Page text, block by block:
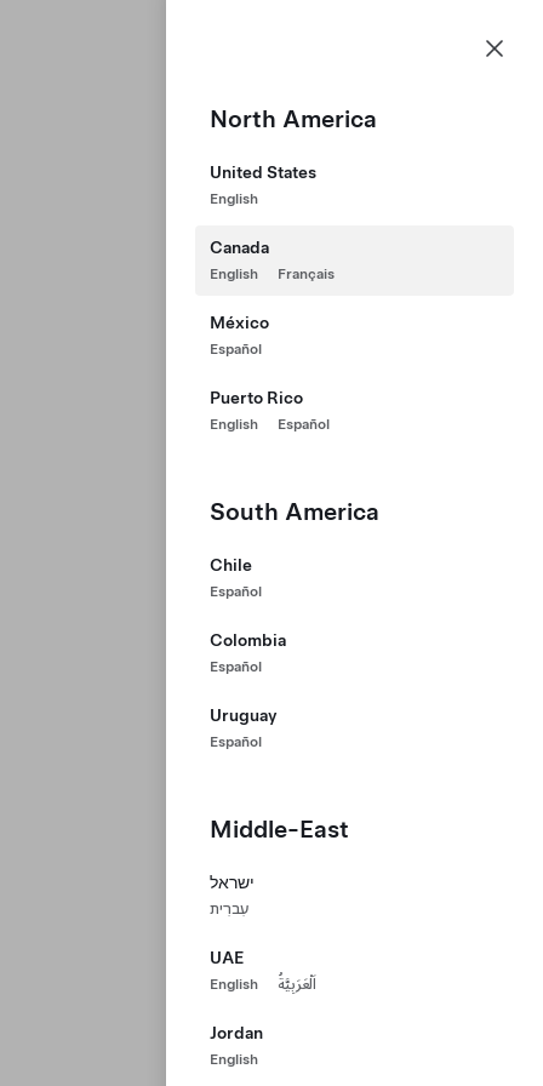
North America
United States
English
Canada
English Français
México
Español
Puerto Rico
English Español
South America
Chile
Español
Colombia
Español
Uruguay
Español
Middle-East
ישראל
עִברִית
UAE
English اَلْعَرَبِيَّةُ
Jordan
English